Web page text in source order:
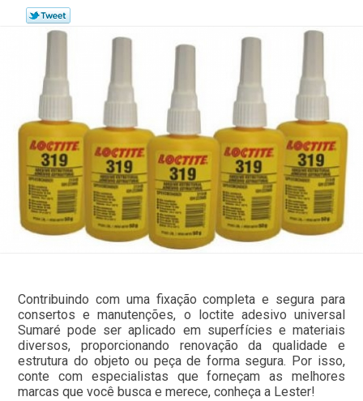
Contribuindo com uma fixação completa e segura para
consertos e manutenções, o loctite adesivo universal
Sumaré pode ser aplicado em superfícies e materiais
diversos, proporcionando renovação da qualidade e
estrutura do objeto ou peça de forma segura. Por isso,
conte com especialistas que forneçam as melhores
marcas que você busca e merece, conheça a Lester!